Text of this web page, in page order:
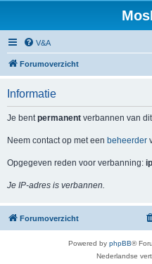
V&A
Forumoverzicht
Informatie
Je bentpermanent verbannen van
Neem contact op met een beheerder
Opgegeven reden voor verbanning:
Je IP-adres is verbannen.
Forumoverzicht
Powered by phpBB®
Nederlandse